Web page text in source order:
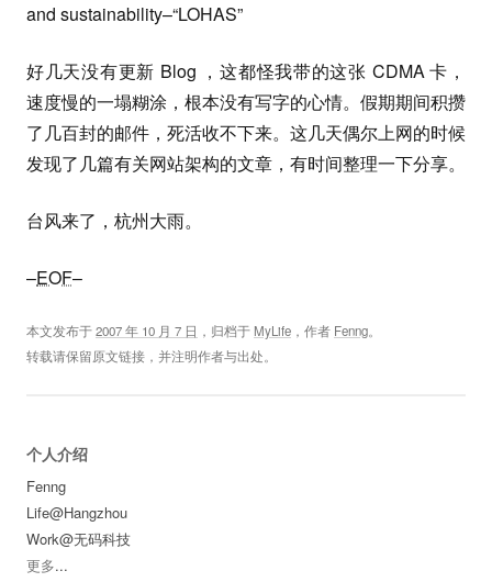
and sustainability–“LOHAS”
好几天没有更新 Blog ，这都怪我带的这张 CDMA 卡，
速度慢的一塌糊涂，根本没有写字的心情。假期期间积攒
了几百封的邮件，死活收不下来。这几天偶尔上网的时候
发现了几篇有关网站架构的文章，有时间整理一下分享。
台风来了，杭州大雨。
–EOF–
本文发布于2007 年 10 月 7 日 ，归档于 MyLife ，作者 Fenng。
转载请保留原文链接，并注明作者与出处。
个人介绍
Fenng
Life@Hangzhou
Work@无码科技
更多...